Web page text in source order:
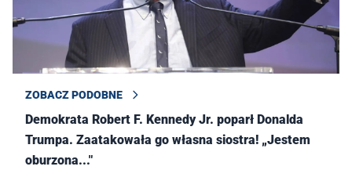
ZOBACZ PODOBNE
Demokrata Robert F. Kennedy Jr. poparł Donalda
Trumpa. Zaatakowała go własna siostra! „Jestem
oburzona..."